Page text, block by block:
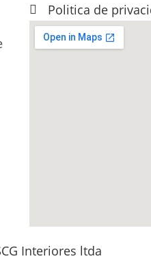
Politica de
Interiores ltda